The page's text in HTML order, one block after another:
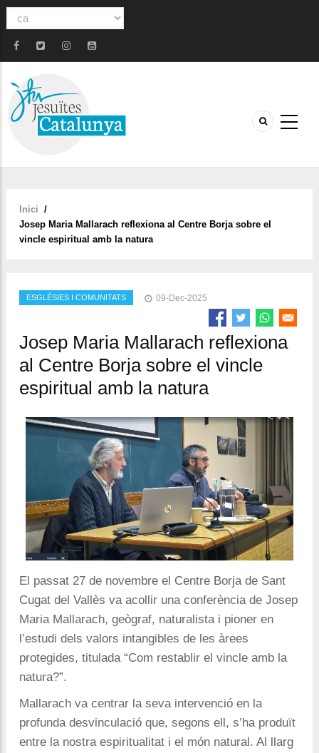
Select
language
Fil
d'ariadna
Inici /
Josep Maria Mallarach reflexiona al Centre Borja sobre el
vincle espiritual amb la natura
ESGLÉSIES I COMUNITATS 09-Dec-2025
Josep Maria Mallarach reflexiona
al Centre Borja sobre el vincle
espiritual amb la natura
El passat 27 de novembre el Centre Borja de Sant
Cugat del Vallès va acollir una conferència de Josep
Maria Mallarach, geògraf, naturalista i pioner en
l’estudi dels valors intangibles de les àrees
protegides, titulada “Com restablir el vincle amb la
natura?”.
Mallarach va centrar la seva intervenció en la
profunda desvinculació que, segons ell, s’ha produït
entre la nostra espiritualitat i el món natural. Al llarg